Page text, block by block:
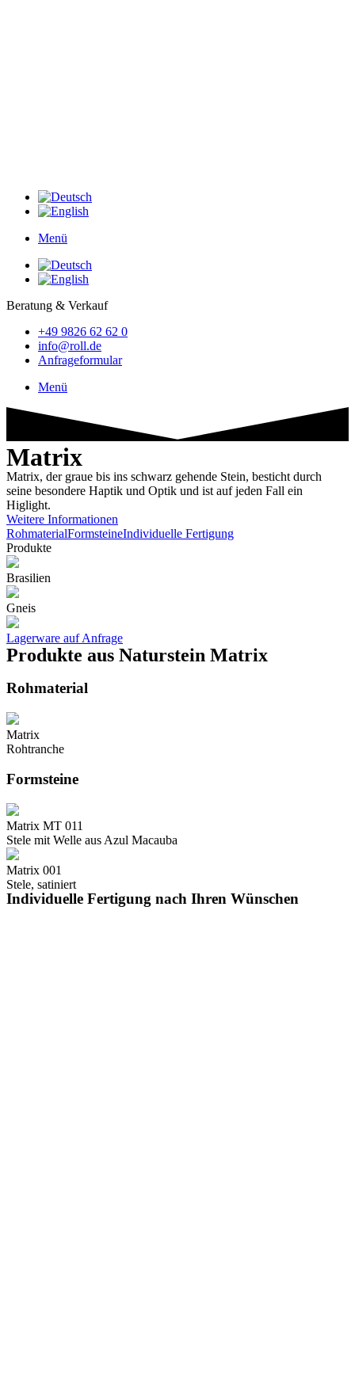
Menü
Beratung & Verkauf
+49 9826 62 62 0
info@roll.de
Anfrageformular
Menü
Matrix
Matrix, der graue bis ins schwarz gehende Stein, besticht durch
seine besondere Haptik und Optik und ist auf jeden Fall ein
Higlight.
Weitere Informationen
RohmaterialFormsteineIndividuelle Fertigung
Produkte
Brasilien
Gneis
Lagerware auf Anfrage
Produkte aus Naturstein Matrix
Rohmaterial
Matrix
Rohtranche
Formsteine
Matrix MT 011
Stele mit Welle aus Azul Macauba
Matrix 001
Stele, satiniert
Individuelle Fertigung nach Ihren Wünschen